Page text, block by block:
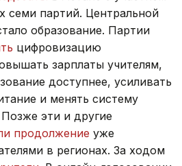
семи партий. Центральной
образование. Партии
цифровизацию
зарплаты учителям,
доступнее, усиливать
и менять систему
эти и другие
продолжение уже
в регионах. За ходом